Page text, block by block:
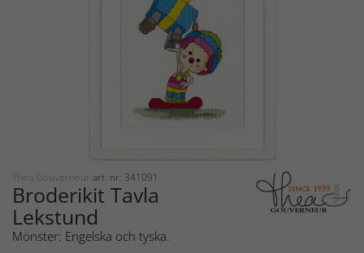
Thea Gouverneur art. nr: 341091
Broderikit Tavla
Lekstund
Mönster: Engelska och tyska.